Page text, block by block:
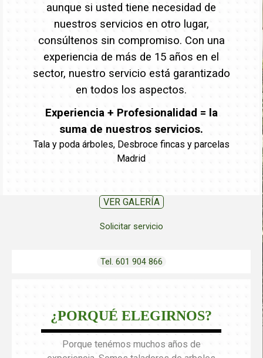
aunque si usted tiene necesidad de
nuestros servicios en otro lugar,
consúltenos sin compromiso. Con una
experiencia de más de 15 años en el
sector, nuestro servicio está garantizado
en todos los aspectos.
Experiencia + Profesionalidad = la
suma de nuestros servicios.
Tala y poda árboles, Desbroce fincas y parcelas
Madrid
VER GALERÍA
Solicitar servicio
Tel. 601 904 866
¿PORQUÉ ELEGIRNOS?
Porque tenémos muchos años de